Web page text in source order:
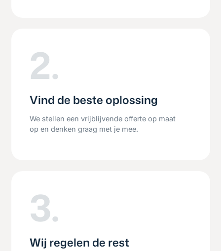
2.
Vind de beste oplossing
We stellen een vrijblijvende offerte op maat
op en denken graag met je mee.
3.
Wij regelen de rest